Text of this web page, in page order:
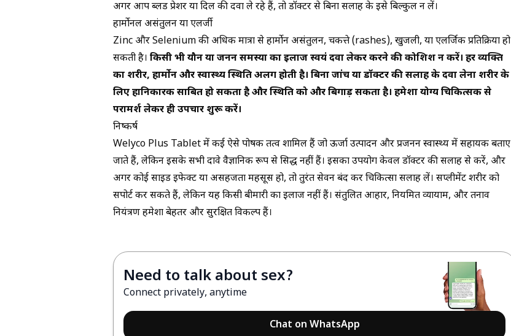
अगर आप ब्लड प्रेशर या दिल की दवा ले रहे हैं, तो डॉक्टर से बिना सलाह के इसे बिल्कुल न लें।
हार्मोनल असंतुलन या एलर्जी
Zinc और Selenium की अधिक मात्रा से हार्मोन असंतुलन, चकत्ते (rashes), खुजली, या एलर्जिक प्रतिक्रिया हो
सकती है। किसी भी यौन या प्रजनन समस्या का इलाज स्वयं दवा लेकर करने की कोशिश न करें। हर व्यक्ति
का शरीर, हार्मोन और स्वास्थ्य स्थिति अलग होती है। बिना जांच या डॉक्टर की सलाह के दवा लेना शरीर के
लिए हानिकारक साबित हो सकता है और स्थिति को और बिगाड़ सकता है। हमेशा योग्य चिकित्सक से
परामर्श लेकर ही उपचार शुरू करें।
निष्कर्ष
Welyco Plus Tablet में कई ऐसे पोषक तत्व शामिल हैं जो ऊर्जा उत्पादन और प्रजनन स्वास्थ्य में सहायक बताए
जाते हैं, लेकिन इसके सभी दावे वैज्ञानिक रूप से सिद्ध नहीं हैं। इसका उपयोग केवल डॉक्टर की सलाह से करें, और
अगर कोई साइड इफेक्ट या असहजता महसूस हो, तो तुरंत सेवन बंद कर चिकित्सा सलाह लें। सप्लीमेंट शरीर को
सपोर्ट कर सकते हैं, लेकिन यह किसी बीमारी का इलाज नहीं हैं। संतुलित आहार, नियमित व्यायाम, और तनाव
नियंत्रण हमेशा बेहतर और सुरक्षित विकल्प हैं।
Need to talk about sex?
Connect privately, anytime
Chat on WhatsApp